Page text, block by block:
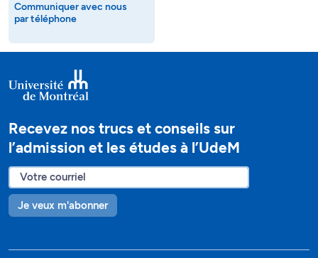
Communiquer avec nous
par téléphone
Recevez nos trucs et conseils sur
l’admission et les études à l’UdeM
Je veux m'abonner